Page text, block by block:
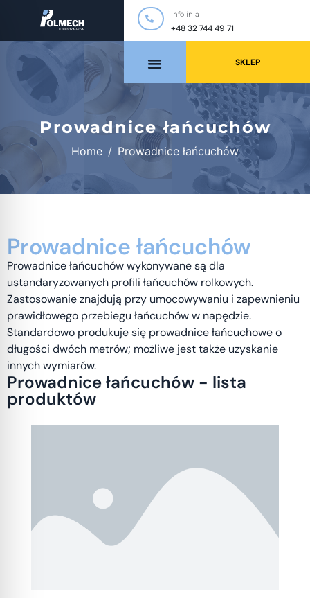
+48 32 744 49 71
Infolinia
SKLEP
Prowadnice łańcuchów
Home Prowadnice łańcuchów
Prowadnice łańcuchów
Prowadnice łańcuchów wykonywane są dla
ustandaryzowanych profili łańcuchów rolkowych.
Zastosowanie znajdują przy umocowywaniu i zapewnieniu
prawidłowego przebiegu łańcuchów w napędzie.
Standardowo produkuje się prowadnice łańcuchowe o
długości dwóch metrów; możliwe jest także uzyskanie
innych wymiarów.
Prowadnice łańcuchów - lista
produktów